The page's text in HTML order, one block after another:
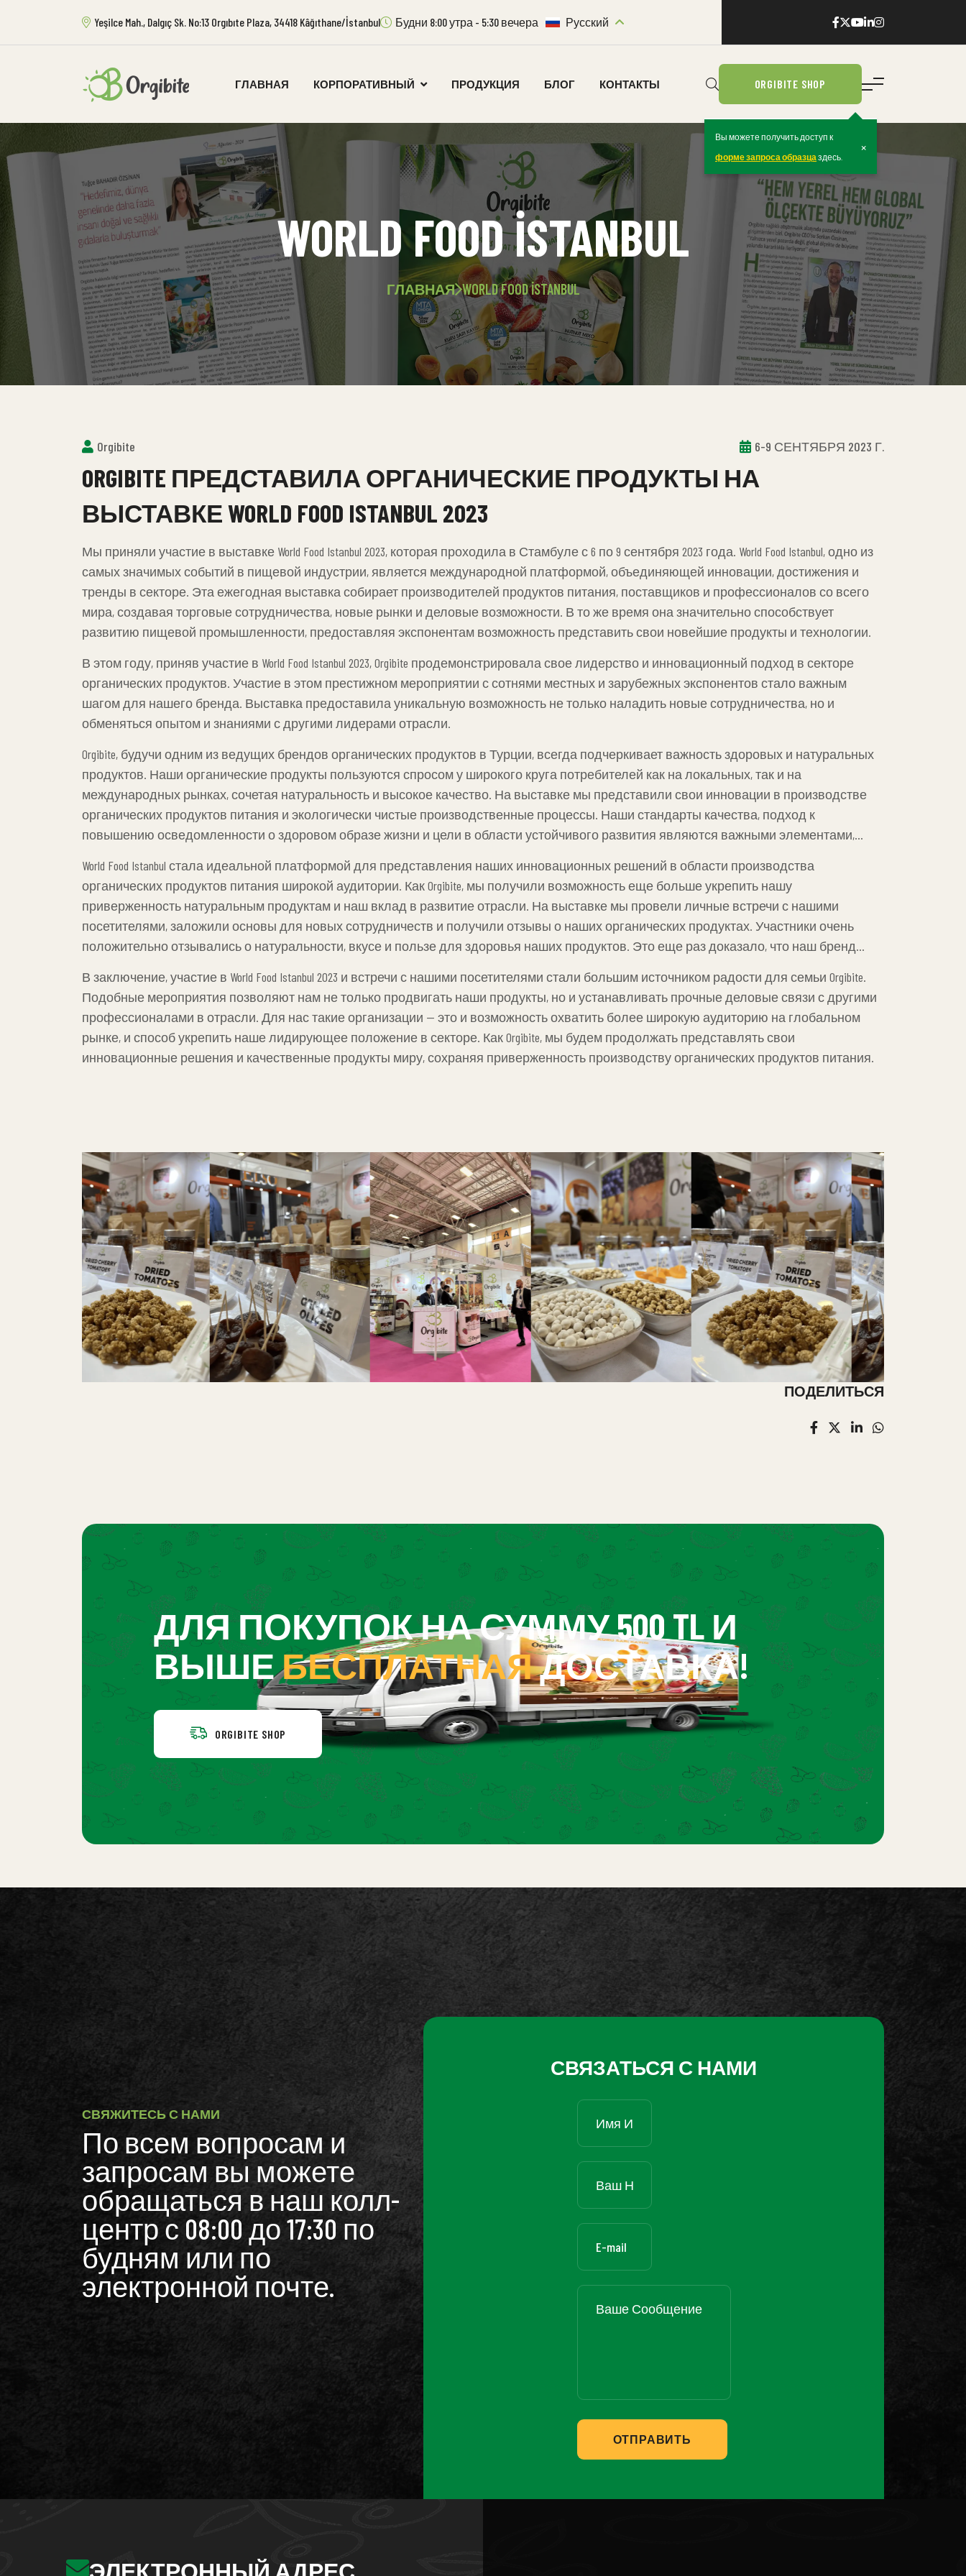
Yeşilce Mah., Dalgıç Sk. No:13 Orgıbıte Plaza, 34418 Kâğıthane/İstanbul Будни 8:00 утра - 5:30 вечера Русский
ГЛАВНАЯ КОРПОРАТИВНЫЙ ПРОДУКЦИЯ БЛОГ КОНТАКТЫ ORGIBITE SHOP
Вы можете получить доступ к
форме запроса образца здесь.
×
WORLD FOOD İSTANBUL
ГЛАВНАЯ WORLD FOOD İSTANBUL
Orgibite 6-9 СЕНТЯБРЯ 2023 Г.
ORGIBITE ПРЕДСТАВИЛА ОРГАНИЧЕСКИЕ ПРОДУКТЫ НА
ВЫСТАВКЕ WORLD FOOD ISTANBUL 2023
Мы приняли участие в выставке World Food Istanbul 2023, которая проходила в Стамбуле с 6 по 9 сентября 2023 года. World Food Istanbul, одно из
самых значимых событий в пищевой индустрии, является международной платформой, объединяющей инновации, достижения и
тренды в секторе. Эта ежегодная выставка собирает производителей продуктов питания, поставщиков и профессионалов со всего
мира, создавая торговые сотрудничества, новые рынки и деловые возможности. В то же время она значительно способствует
развитию пищевой промышленности, предоставляя экспонентам возможность представить свои новейшие продукты и технологии.
В этом году, приняв участие в World Food Istanbul 2023, Orgibite продемонстрировала свое лидерство и инновационный подход в секторе
органических продуктов. Участие в этом престижном мероприятии с сотнями местных и зарубежных экспонентов стало важным
шагом для нашего бренда. Выставка предоставила уникальную возможность не только наладить новые сотрудничества, но и
обменяться опытом и знаниями с другими лидерами отрасли.
Orgibite, будучи одним из ведущих брендов органических продуктов в Турции, всегда подчеркивает важность здоровых и натуральных
продуктов. Наши органические продукты пользуются спросом у широкого круга потребителей как на локальных, так и на
международных рынках, сочетая натуральность и высокое качество. На выставке мы представили свои инновации в производстве
органических продуктов питания и экологически чистые производственные процессы. Наши стандарты качества, подход к
повышению осведомленности о здоровом образе жизни и цели в области устойчивого развития являются важными элементами,
World Food Istanbul стала идеальной платформой для представления наших инновационных решений в области производства
органических продуктов питания широкой аудитории. Как Orgibite, мы получили возможность еще больше укрепить нашу
приверженность натуральным продуктам и наш вклад в развитие отрасли. На выставке мы провели личные встречи с нашими
посетителями, заложили основы для новых сотрудничеств и получили отзывы о наших органических продуктах. Участники очень
положительно отзывались о натуральности, вкусе и пользе для здоровья наших продуктов. Это еще раз доказало, что наш бренд
В заключение, участие в World Food Istanbul 2023 и встречи с нашими посетителями стали большим источником радости для семьи Orgibite.
Подобные мероприятия позволяют нам не только продвигать наши продукты, но и устанавливать прочные деловые связи с другими
профессионалами в отрасли. Для нас такие организации — это и возможность охватить более широкую аудиторию на глобальном
рынке, и способ укрепить наше лидирующее положение в секторе. Как Orgibite, мы будем продолжать представлять свои
инновационные решения и качественные продукты миру, сохраняя приверженность производству органических продуктов питания.
ПОДЕЛИТЬСЯ
ДЛЯ ПОКУПОК НА СУММУ 500 TL И
ВЫШЕБЕСПЛАТНАЯДОСТАВКА!
ORGIBITE SHOP
СВЯЖИТЕСЬ С НАМИ
По всем вопросам и
запросам вы можете
обращаться в наш колл-
центр с 08:00 до 17:30 по
будням или по
электронной почте.
СВЯЗАТЬСЯ С НАМИ
ОТПРАВИТЬ
ЭЛЕКТРОННЫЙ АДРЕС